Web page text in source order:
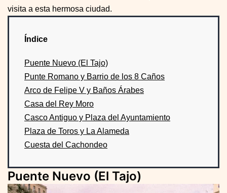
visita a esta hermosa ciudad.
Índice
Puente Nuevo (El Tajo)
Punte Romano y Barrio de los 8 Caños
Arco de Felipe V y Baños Árabes
Casa del Rey Moro
Casco Antiguo y Plaza del Ayuntamiento
Plaza de Toros y La Alameda
Cuesta del Cachondeo
Puente Nuevo (El Tajo)